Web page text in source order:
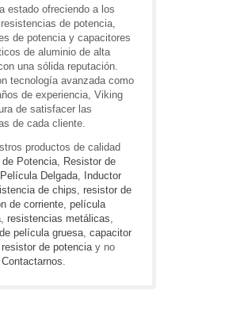
estado ofreciendo a los
de potencia,
de potencia y capacitores
de aluminio de alta
una sólida reputación.
tecnología avanzada como
de experiencia, Viking
de satisfacer las
de cada cliente.
productos de calidad
de Potencia, Resistor de
Delgada,
Inductor
de chips, resistor de
de corriente, película
, resistencias metálicas,
película gruesa, capacitor
resistor de potenciay no
Contactarnos.